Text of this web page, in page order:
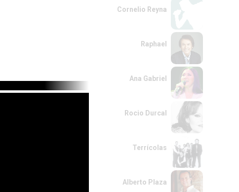
Cornelio Reyna
Raphael
Ana Gabriel
Rocio Durcal
Terrícolas
Alberto Plaza